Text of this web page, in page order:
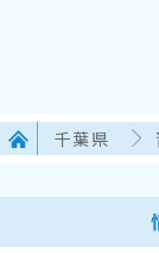
千葉県